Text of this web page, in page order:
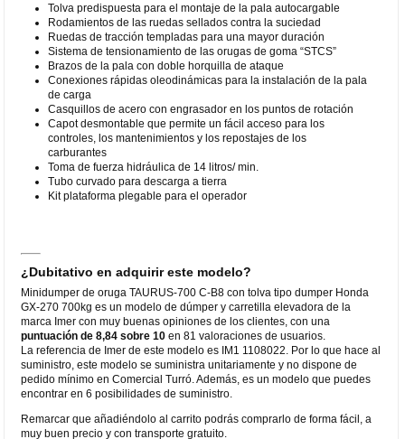
Tolva predispuesta para el montaje de la pala autocargable
Rodamientos de las ruedas sellados contra la suciedad
Ruedas de tracción templadas para una mayor duración
Sistema de tensionamiento de las orugas de goma “STCS”
Brazos de la pala con doble horquilla de ataque
Conexiones rápidas oleodinámicas para la instalación de la pala
de carga
Casquillos de acero con engrasador en los puntos de rotación
Capot desmontable que permite un fácil acceso para los
controles, los mantenimientos y los repostajes de los
carburantes
Toma de fuerza hidráulica de 14 litros/ min.
Tubo curvado para descarga a tierra
Kit plataforma plegable para el operador
¿Dubitativo en adquirir este modelo?
Minidumper de oruga TAURUS-700 C-B8 con tolva tipo dumper Honda
GX-270 700kg es un modelo de dúmper y carretilla elevadora de la
marca Imer con muy buenas opiniones de los clientes, con una
puntuación de 8,84 sobre 10 en 81 valoraciones de usuarios.
La referencia de Imer de este modelo es IM1 1108022. Por lo que hace al
suministro, este modelo se suministra unitariamente y no dispone de
pedido mínimo en Comercial Turró. Además, es un modelo que puedes
encontrar en 6 posibilidades de suministro.
Remarcar que añadiéndolo al carrito podrás comprarlo de forma fácil, a
muy buen precio y con transporte gratuito.